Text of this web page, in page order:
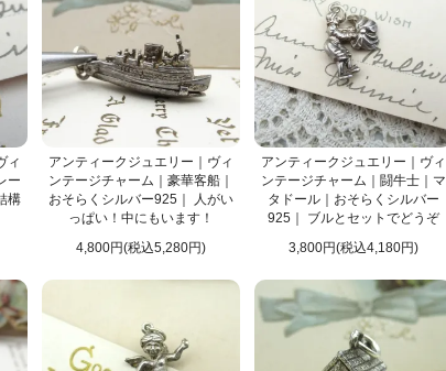
ィ
ー
構
アンティークジュエリー｜ヴィ
ンテージチャーム｜豪華客船｜
おそらくシルバー925｜ 人がい
っぱい！中にもいます！
4,800円(税込5,280円)
アンティークジュエリー｜ヴィ
ンテージチャーム｜闘牛士｜マ
タドール｜おそらくシルバー
925｜ ブルとセットでどうぞ
3,800円(税込4,180円)